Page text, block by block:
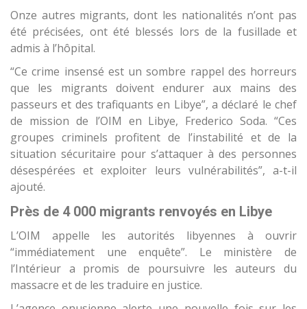
Onze autres migrants, dont les nationalités n’ont pas
été précisées, ont été blessés lors de la fusillade et
admis à l’hôpital.
“Ce crime insensé est un sombre rappel des horreurs
que les migrants doivent endurer aux mains des
passeurs et des trafiquants en Libye”, a déclaré le chef
de mission de l’OIM en Libye, Frederico Soda. “Ces
groupes criminels profitent de l’instabilité et de la
situation sécuritaire pour s’attaquer à des personnes
désespérées et exploiter leurs vulnérabilités”, a-t-il
ajouté.
Près de 4 000 migrants renvoyés en Libye
L’OIM appelle les autorités libyennes à ouvrir
“immédiatement une enquête”. Le ministère de
l’Intérieur a promis de poursuivre les auteurs du
massacre et de les traduire en justice.